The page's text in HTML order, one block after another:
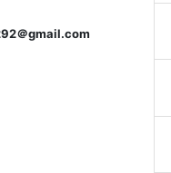
＠gmail.com